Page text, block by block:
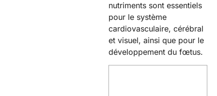
nutriments sont essentiels
pour le système
cardiovasculaire, cérébral
et visuel, ainsi que pour le
développement du fœtus.